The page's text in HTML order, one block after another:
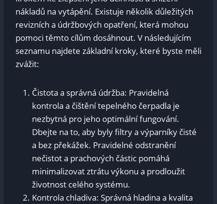
nákladů na vytápění. Existuje několik důležitých
revizních a údržbových opatření, která mohou
pomoci těmto cílům dosáhnout. V následujícím
seznamu najdete základní kroky, které byste měli
zvážit:
Čistota a správná údržba: Pravidelná
kontrola a čištění tepelného čerpadla je
nezbytná pro jeho optimální fungování.
Dbejte na to, aby byly filtry a výparníky čisté
a bez překážek. Pravidelné odstranění
nečistot a prachových částic pomáhá
minimalizovat ztrátu výkonu a prodloužit
životnost celého systému.
Kontrola chladiva: Správná hladina a kvalita